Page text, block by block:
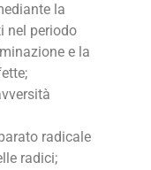
la
nel periodo
e la
radicale
radici;